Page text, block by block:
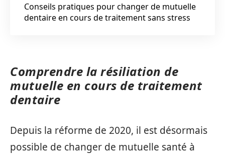
Conseils pratiques pour changer de mutuelle
dentaire en cours de traitement sans stress
Comprendre la résiliation de
mutuelle en cours de traitement
dentaire
Depuis la réforme de 2020, il est désormais
possible de changer de mutuelle santé à